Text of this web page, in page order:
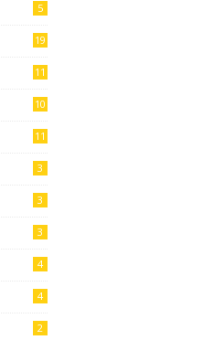
5
19
11
10
11
3
3
3
4
4
2